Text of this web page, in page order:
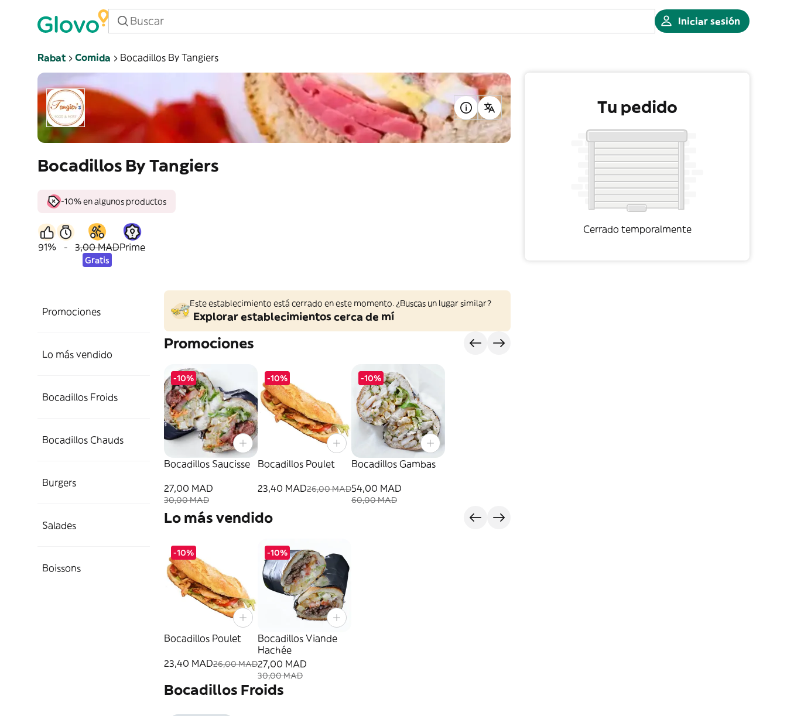
Iniciar sesión
Rabat Comida Bocadillos By Tangiers
Bocadillos By Tangiers
-10% en algunos productos
91% - 3,00 MAD
Gratis
Prime
Promociones
Lo más vendido
Bocadillos Froids
Bocadillos Chauds
Burgers
Salades
Boissons
Este establecimiento está cerrado en este momento. ¿Buscas un lugar similar?
Explorar establecimientos cerca de mí
Promociones
-10%
Bocadillos Saucisse
27,00 MAD
30,00 MAD
-10%
Bocadillos Poulet
23,40 MAD26,00 MAD
-10%
Bocadillos Gambas
54,00 MAD
60,00 MAD
Lo más vendido
-10%
Bocadillos Poulet
23,40 MAD26,00 MAD
-10%
Bocadillos Viande
Hachée
27,00 MAD
30,00 MAD
Bocadillos Froids
Tu pedido
Cerrado temporalmente